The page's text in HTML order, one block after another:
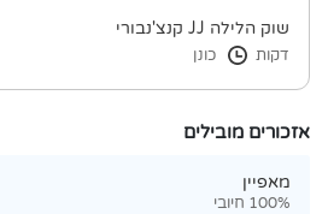
שוק הלילה JJ קנצ'נבורי
דקות כונן
אזכורים מובילים
מאפיין
100% חיובי